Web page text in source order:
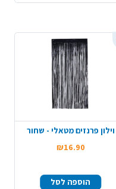
וילון פרנזים מטאלי - שחור
₪16.90
הוספה לסל